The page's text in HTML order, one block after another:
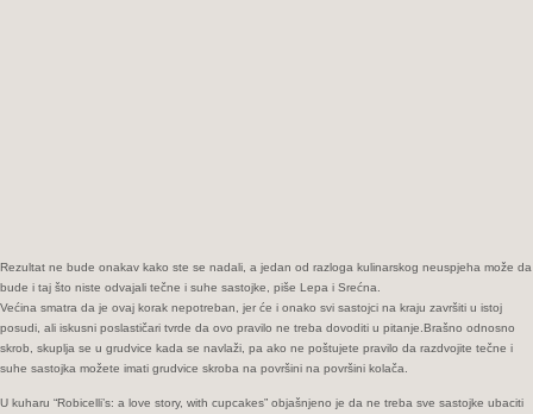
pravilo
svih
vrhunskih
poslastičara
Rezultat ne bude onakav kako ste se nadali, a jedan od razloga kulinarskog neuspjeha može da
bude i taj što niste odvajali tečne i suhe sastojke, piše Lepa i Srećna.
Većina smatra da je ovaj korak nepotreban, jer će i onako svi sastojci na kraju završiti u istoj
posudi, ali iskusni poslastičari tvrde da ovo pravilo ne treba dovoditi u pitanje.Brašno odnosno
skrob, skuplja se u grudvice kada se navlaži, pa ako ne poštujete pravilo da razdvojite tečne i
suhe sastojka možete imati grudvice skroba na površini na površini kolača.
U kuharu “Robicelli’s: a love story, with cupcakes” objašnjeno je da ne treba sve sastojke ubaciti